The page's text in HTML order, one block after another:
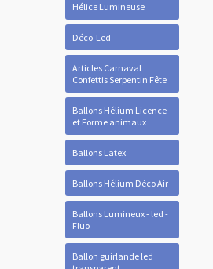
Hélice Lumineuse
Déco-Led
Articles Carnaval
Confettis Serpentin Fête
Ballons Hélium Licence
et Forme animaux
Ballons Latex
Ballons Hélium Déco Air
Ballons Lumineux - led -
Fluo
Ballon guirlande led